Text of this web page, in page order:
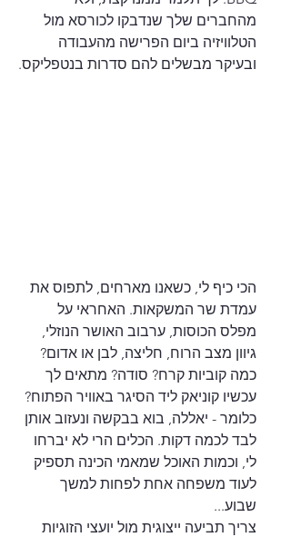
מהחברים שלך שנדבקו לכורסא מול
הטלוויזיה ביום הפרישה מהעבודה
ובעיקר מבשלים להם סדרות בנטפליקס.
הכי כיף לי, כשאנו מארחים, לתפוס את
עמדת שר המשקאות. האחראי על
מפלס הכוסות, ערבוב האושר הנוזלי,
גיוון מצב הרוח, חליצה, לבן או אדום?
כמה קוביות קרח? סודה? מתאים לך
עכשיו קוניאק ליד הסיגר באוויר הפתוח?
כלומר - יאללה, בוא בבקשה ונעזוב אותן
לבד לכמה דקות. הכלים הרי לא יברחו
לי, וכמות האוכל שמאמי הכינה תספיק
לעוד משפחה אחת לפחות למשך
שבוע...
צריך תביעה ייצוגית מול יועצי הזוגיות